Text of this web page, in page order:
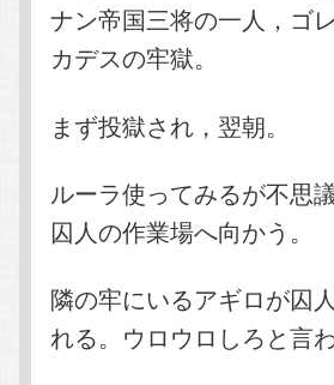
ナン帝国三将の一人，ゴ
カデスの牢獄。
まず投獄され，翌朝。
ルーラ使ってみるが不思
囚人の作業場へ向かう。
隣の牢にいるアギロが囚
れる。ウロウロしろと言